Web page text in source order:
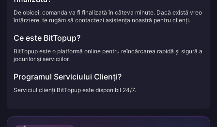
De obicei, comanda va fi finalizată în câteva minute. Dacă există vreo
întârziere, te rugăm să contactezi asistența noastră pentru clienți.
Ce este BitTopup?
BitTopup este o platformă online pentru reîncărcarea rapidă și sigură a
jocurilor și serviciilor.
Programul Serviciului Clienți?
Serviciul clienți BitTopup este disponibil 24/7.